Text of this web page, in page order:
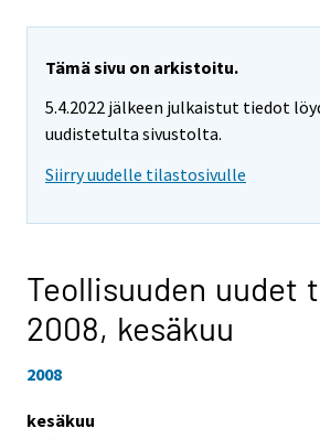
Tämä sivu on arkistoitu.
5.4.2022 jälkeen julkaistut tiedot
uudistetulta sivustolta.
Siirry uudelle tilastosivulle
Teollisuuden uudet
2008, kesäkuu
2008
kesäkuu